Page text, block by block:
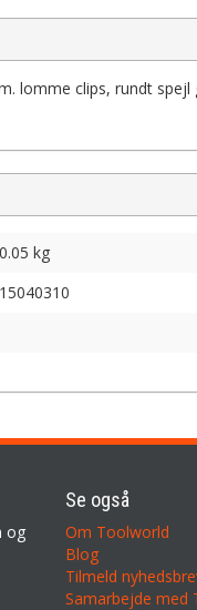
lomme clips, rundt spejl
0.05 kg
15040310
og
Se også
Om Toolworld
Blog
Tilmeld
Samarbejde med